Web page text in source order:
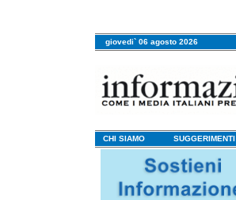
giovedi` 06 agosto 2026
CHI SIAMO SUGGERIMENTI